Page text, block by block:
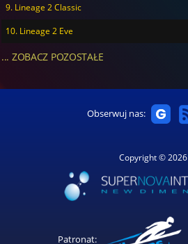
9. Lineage 2 Classic
10. Lineage 2 Eve
... ZOBACZ POZOSTAŁE
Obserwuj nas:
Copyright © 2026
Patronat: